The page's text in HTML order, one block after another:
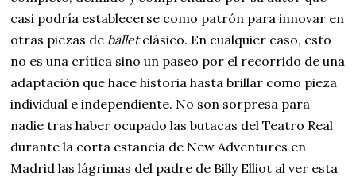
casi podría establecerse como patrón para innovar en
otras piezas de balletclásico. En cualquier caso, esto
no es una crítica sino un paseo por el recorrido de una
adaptación que hace historia hasta brillar como pieza
individual e independiente. No son sorpresa para
nadie tras haber ocupado las butacas del Teatro Real
durante la corta estancia de New Adventures en
Madrid las lágrimas del padre de Billy Elliot al ver esta